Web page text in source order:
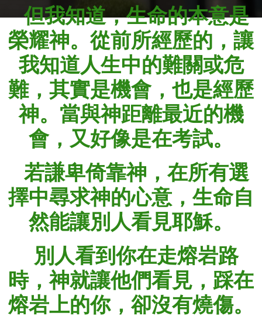
但我知道，生命的本意是
榮耀神。從前所經歷的，讓
我知道人生中的難關或危
難，其實是機會，也是經歷
神。當與神距離最近的機
會，又好像是在考試。
若謙卑倚靠神，在所有選
擇中尋求神的心意，生命自
然能讓別人看見耶穌。
別人看到你在走熔岩路
時，神就讓他們看見，踩在
熔岩上的你，卻沒有燒傷。